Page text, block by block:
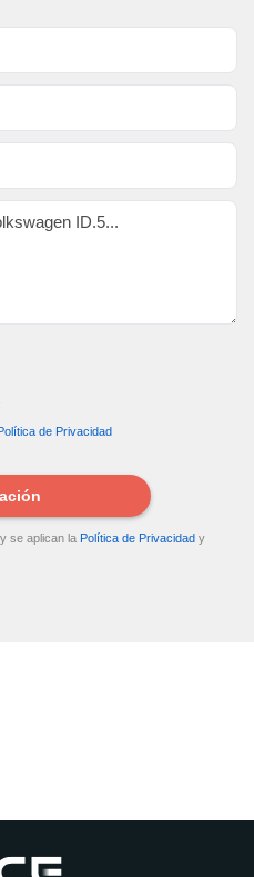
de Privacidad
se aplican la Política de Privacidad y